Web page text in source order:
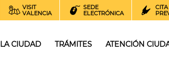
VISIT
VALENCIA
SEDE
ELECTRÓNICA
CITA
LA CIUDAD TRÁMITES ATENCIÓN